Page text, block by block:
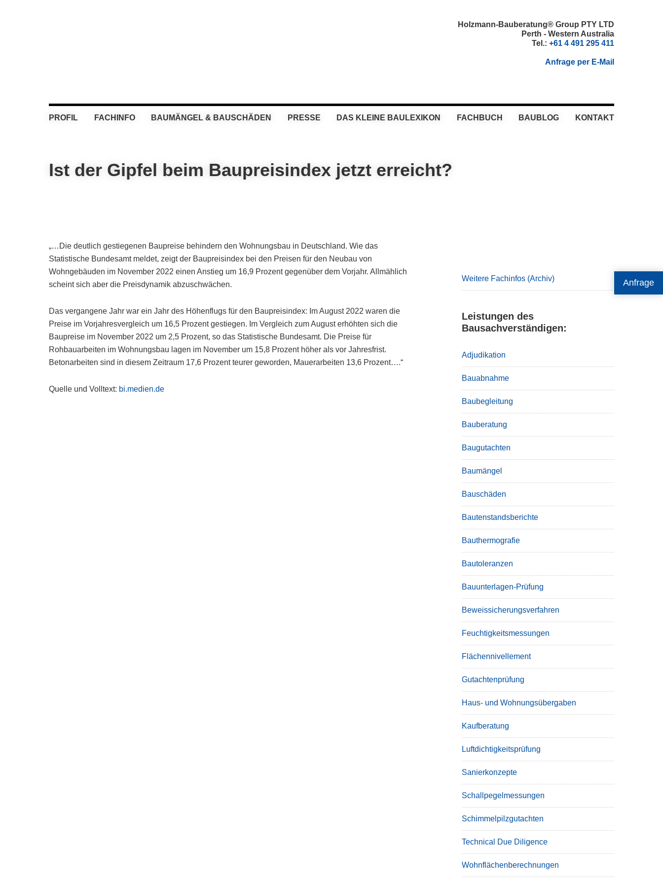
Anfrage
Holzmann-Bauberatung® Group PTY LTD
Perth - Western Australia
Tel.: +61 4 491 295 411
Anfrage per E-Mail
PROFIL FACHINFO BAUMÄNGEL & BAUSCHÄDEN PRESSE DAS KLEINE BAULEXIKON FACHBUCH BAUBLOG KONTAKT
Ist der Gipfel beim Baupreisindex jetzt erreicht?
„…Die deutlich gestiegenen Baupreise behindern den Wohnungsbau in Deutschland. Wie das
Statistische Bundesamt meldet, zeigt der Baupreisindex bei den Preisen für den Neubau von
Wohngebäuden im November 2022 einen Anstieg um 16,9 Prozent gegenüber dem Vorjahr. Allmählich
scheint sich aber die Preisdynamik abzuschwächen.
Das vergangene Jahr war ein Jahr des Höhenflugs für den Baupreisindex: Im August 2022 waren die
Preise im Vorjahresvergleich um 16,5 Prozent gestiegen. Im Vergleich zum August erhöhten sich die
Baupreise im November 2022 um 2,5 Prozent, so das Statistische Bundesamt. Die Preise für
Rohbauarbeiten im Wohnungsbau lagen im November um 15,8 Prozent höher als vor Jahresfrist.
Betonarbeiten sind in diesem Zeitraum 17,6 Prozent teurer geworden, Mauerarbeiten 13,6 Prozent….“
Quelle und Volltext: bi.medien.de
Weitere Fachinfos (Archiv)
Leistungen des
Bausachverständigen:
Adjudikation
Bauabnahme
Baubegleitung
Bauberatung
Baugutachten
Baumängel
Bauschäden
Bautenstandsberichte
Bauthermografie
Bautoleranzen
Bauunterlagen-Prüfung
Beweissicherungsverfahren
Feuchtigkeitsmessungen
Flächennivellement
Gutachtenprüfung
Haus- und Wohnungsübergaben
Kaufberatung
Luftdichtigkeitsprüfung
Sanierkonzepte
Schallpegelmessungen
Schimmelpilzgutachten
Technical Due Diligence
Wohnflächenberechnungen